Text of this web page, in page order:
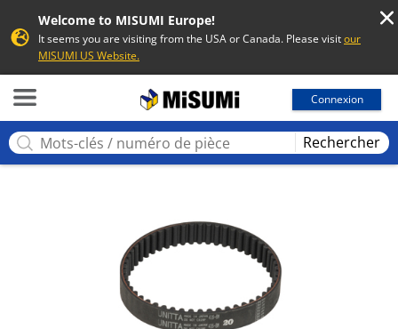
Welcome to MISUMI Europe!
It seems you are visiting from the USA or Canada. Please visitour
MISUMI US Website.
Connexion
Rechercher